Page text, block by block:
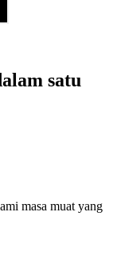
satu
masa muat yang